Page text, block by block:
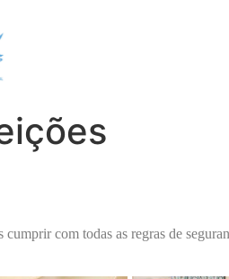
cumprir com todas as regras de